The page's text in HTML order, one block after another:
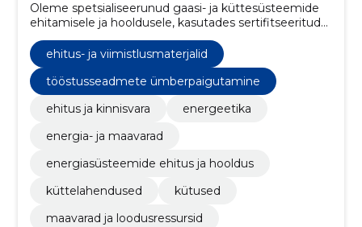
Oleme spetsialiseerunud gaasi- ja küttesüsteemide
ehitamisele ja hooldusele, kasutades sertifitseeritud
keevitusprotsesse ning pakkudes asjatundlikke
soojustusteenuseid erinevatele seadmetele ja
torustikele.
ehitus- ja viimistlusmaterjalid
tööstusseadmete ümberpaigutamine
ehitus ja kinnisvara
energeetika
energia- ja maavarad
energiasüsteemide ehitus ja hooldus
küttelahendused
kütused
maavarad ja loodusressursid